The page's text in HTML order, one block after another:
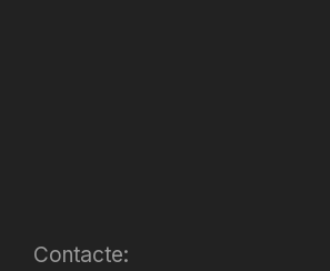
Contacte: